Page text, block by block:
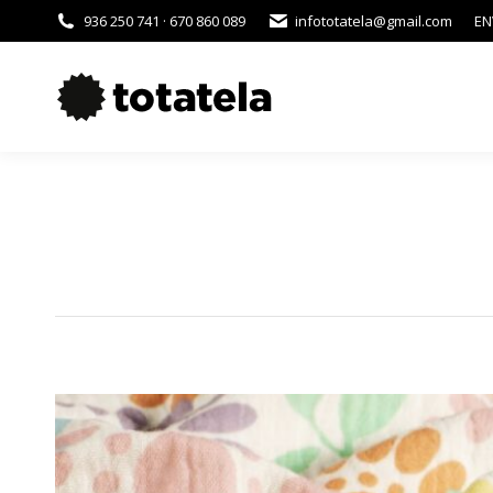
936 250 741 · 670 860 089 infototatela@gmail.com